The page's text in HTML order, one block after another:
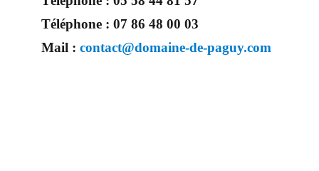
Téléphone : 07 86 48 00 03
Mail : contact@domaine-de-paguy.com